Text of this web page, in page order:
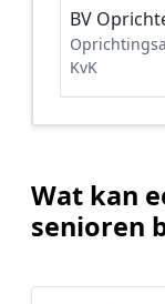
BV
KvK
Wat kan
senioren